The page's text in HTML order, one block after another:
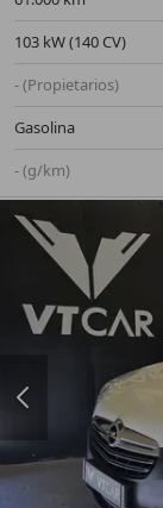
103 kW (140 CV)
- (Propietarios)
Gasolina
- (g/km)